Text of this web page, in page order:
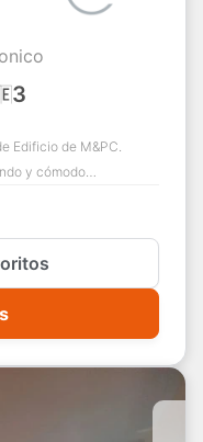
3
Edificio de M&PC.
y cómodo